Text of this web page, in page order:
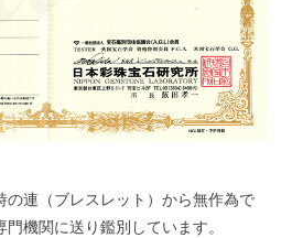
の連（ブレスレット）から無作為で
機関に送り鑑別しています。